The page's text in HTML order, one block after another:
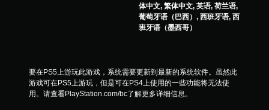
体中文, 繁体中文, 英语, 荷兰语,
葡萄牙语（巴西）, 西班牙语, 西
班牙语（墨西哥）
要在PS5上游玩此游戏，系统需要更新到最新的系统软件。虽然此
游戏可在PS5上游玩，但是可在PS4上使用的一些功能将无法使
用。请查看PlayStation.com/bc了解更多详细信息。